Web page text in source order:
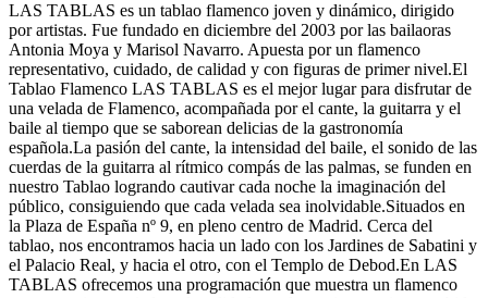
LAS TABLAS es un tablao flamenco joven y dinámico, dirigido
por artistas. Fue fundado en diciembre del 2003 por las bailaoras
Antonia Moya y Marisol Navarro. Apuesta por un flamenco
representativo, cuidado, de calidad y con figuras de primer nivel.El
Tablao Flamenco LAS TABLAS es el mejor lugar para disfrutar de
una velada de Flamenco, acompañada por el cante, la guitarra y el
baile al tiempo que se saborean delicias de la gastronomía
española.La pasión del cante, la intensidad del baile, el sonido de las
cuerdas de la guitarra al rítmico compás de las palmas, se funden en
nuestro Tablao logrando cautivar cada noche la imaginación del
público, consiguiendo que cada velada sea inolvidable.Situados en
la Plaza de España nº 9, en pleno centro de Madrid. Cerca del
tablao, nos encontramos hacia un lado con los Jardines de Sabatini y
el Palacio Real, y hacia el otro, con el Templo de Debod.En LAS
TABLAS ofrecemos una programación que muestra un flamenco